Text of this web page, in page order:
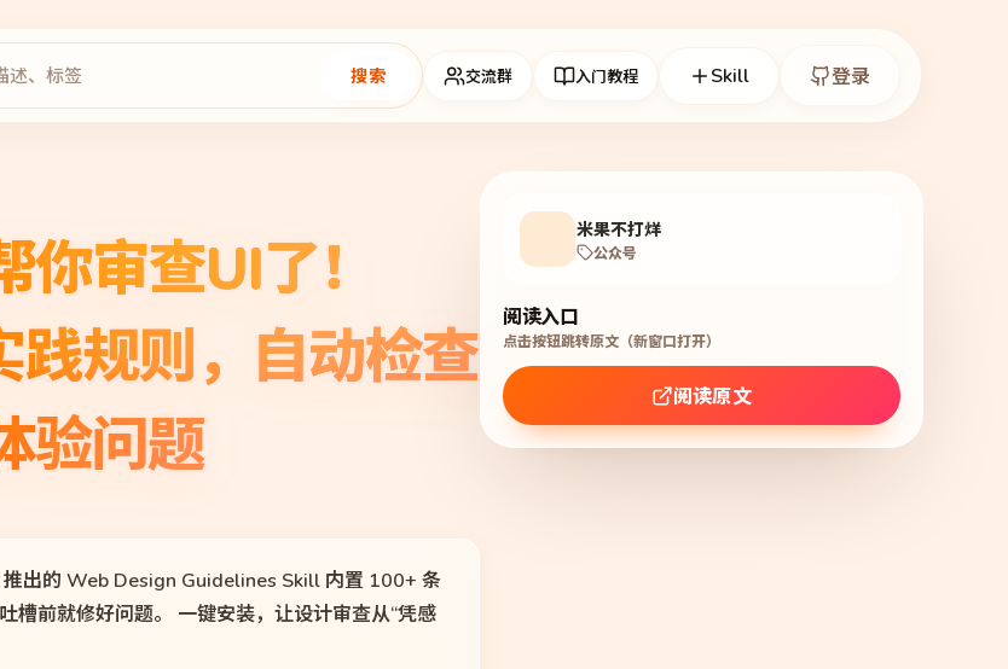
搜索 交流群 入门教程 Skill 登录
审查UI了！
规则，自动检查
验问题
出的 Web Design Guidelines Skill 内置 100+ 条
槽前就修好问题。 一键安装，让设计审查从“凭感
米果不打烊
公众号
阅读入口
点击按钮跳转原文（新窗口打开）
阅读原文